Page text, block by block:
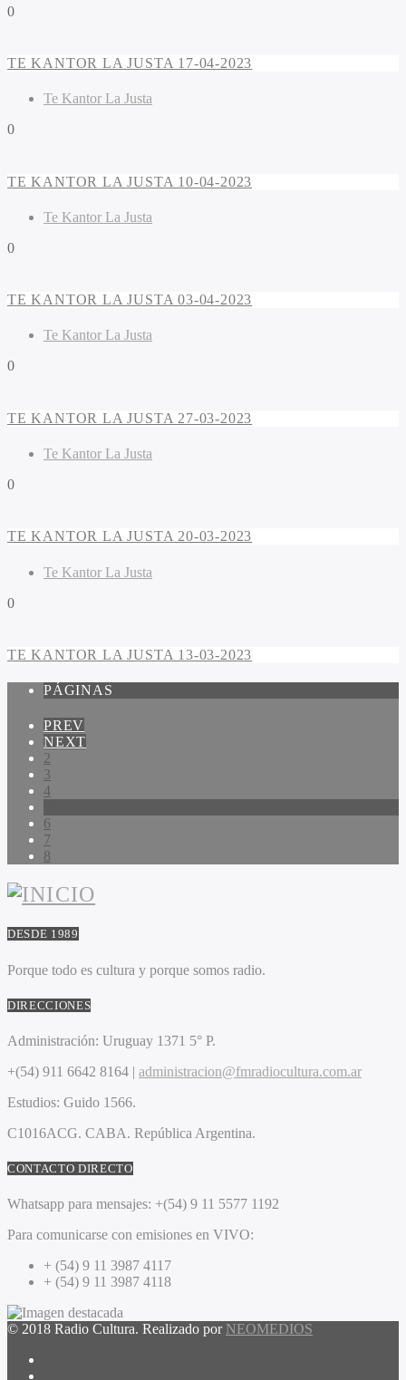
0
TE KANTOR LA JUSTA 17-04-2023
Te Kantor La Justa
0
TE KANTOR LA JUSTA 10-04-2023
Te Kantor La Justa
0
TE KANTOR LA JUSTA 03-04-2023
Te Kantor La Justa
0
TE KANTOR LA JUSTA 27-03-2023
Te Kantor La Justa
0
TE KANTOR LA JUSTA 20-03-2023
Te Kantor La Justa
0
TE KANTOR LA JUSTA 13-03-2023
PÁGINAS
PREV
NEXT
2
3
4
6
7
8
DESDE 1989
Porque todo es cultura y porque somos radio.
DIRECCIONES
Administración: Uruguay 1371 5° P.
+(54) 911 6642 8164 | administracion@fmradiocultura.com.ar
Estudios: Guido 1566.
C1016ACG. CABA. República Argentina.
CONTACTO DIRECTO
Whatsapp para mensajes: +(54) 9 11 5577 1192
Para comunicarse con emisiones en VIVO:
+ (54) 9 11 3987 4117
+ (54) 9 11 3987 4118
© 2018 Radio Cultura. Realizado por NEOMEDIOS